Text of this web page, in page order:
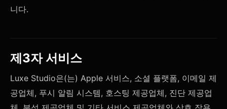
니다.
제3자 서비스
Luxe Studio은(는) Apple 서비스, 소셜 플랫폼, 이메일 제
공업체, 푸시 알림 시스템, 호스팅 제공업체, 진단 제공업